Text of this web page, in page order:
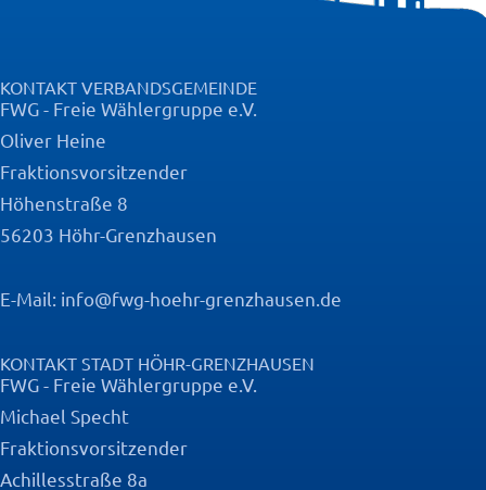
KONTAKT STADT HÖHR-GRENZHAUSEN
FWG - Freie Wählergruppe e.V.
Michael Specht
Fraktionsvorsitzender
Achillesstraße 8a
KONTAKT VERBANDSGEMEINDE
FWG - Freie Wählergruppe e.V.
Oliver Heine
Fraktionsvorsitzender
Höhenstraße 8
56203 Höhr-Grenzhausen
E-Mail: info@fwg-hoehr-grenzhausen.de